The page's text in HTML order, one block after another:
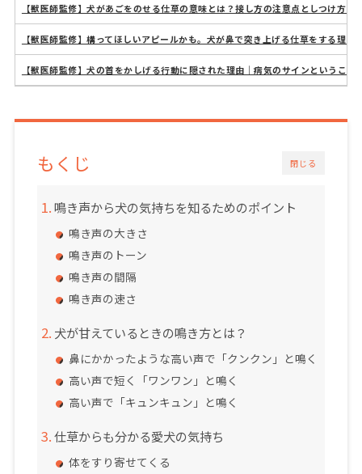
【獣医師監修】犬があごをのせる仕草の意味とは？接し方の注意点としつけ方に
【獣医師監修】構ってほしいアピールかも。犬が鼻で突き上げる仕草をする理由
【獣医師監修】犬の首をかしげる行動に隠された理由｜病気のサインということ
閉じる
もくじ
鳴き声から犬の気持ちを知るためのポイント
鳴き声の大きさ
鳴き声のトーン
鳴き声の間隔
鳴き声の速さ
犬が甘えているときの鳴き方とは？
鼻にかかったような高い声で「クンクン」と鳴く
高い声で短く「ワンワン」と鳴く
高い声で「キュンキュン」と鳴く
仕草からも分かる愛犬の気持ち
体をすり寄せてくる